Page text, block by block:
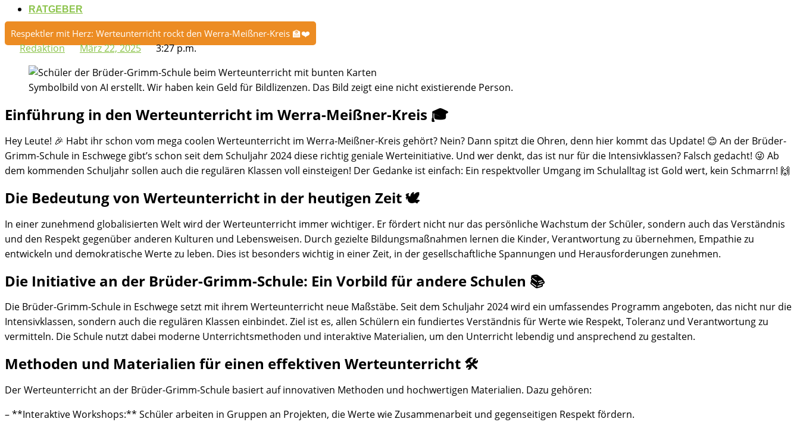
RATGEBER
Respektler mit Herz: Werteunterricht rockt den Werra-Meißner-Kreis 🏫❤️
Redaktion März 22, 2025 3:27 p.m.
Symbolbild von AI erstellt. Wir haben kein Geld für Bildlizenzen. Das Bild zeigt eine nicht existierende Person.
Einführung in den Werteunterricht im Werra-Meißner-Kreis 🎓
Hey Leute! 🎉 Habt ihr schon vom mega coolen Werteunterricht im Werra-Meißner-Kreis gehört? Nein? Dann spitzt die Ohren, denn hier kommt das Update! 😊 An der Brüder-
Grimm-Schule in Eschwege gibt’s schon seit dem Schuljahr 2024 diese richtig geniale Werteinitiative. Und wer denkt, das ist nur für die Intensivklassen? Falsch gedacht! 😜 Ab
dem kommenden Schuljahr sollen auch die regulären Klassen voll einsteigen! Der Gedanke ist einfach: Ein respektvoller Umgang im Schulalltag ist Gold wert, kein Schmarrn! 🙌
Die Bedeutung von Werteunterricht in der heutigen Zeit 🕊️
In einer zunehmend globalisierten Welt wird der Werteunterricht immer wichtiger. Er fördert nicht nur das persönliche Wachstum der Schüler, sondern auch das Verständnis
und den Respekt gegenüber anderen Kulturen und Lebensweisen. Durch gezielte Bildungsmaßnahmen lernen die Kinder, Verantwortung zu übernehmen, Empathie zu
entwickeln und demokratische Werte zu leben. Dies ist besonders wichtig in einer Zeit, in der gesellschaftliche Spannungen und Herausforderungen zunehmen.
Die Initiative an der Brüder-Grimm-Schule: Ein Vorbild für andere Schulen 📚
Die Brüder-Grimm-Schule in Eschwege setzt mit ihrem Werteunterricht neue Maßstäbe. Seit dem Schuljahr 2024 wird ein umfassendes Programm angeboten, das nicht nur die
Intensivklassen, sondern auch die regulären Klassen einbindet. Ziel ist es, allen Schülern ein fundiertes Verständnis für Werte wie Respekt, Toleranz und Verantwortung zu
vermitteln. Die Schule nutzt dabei moderne Unterrichtsmethoden und interaktive Materialien, um den Unterricht lebendig und ansprechend zu gestalten.
Methoden und Materialien für einen effektiven Werteunterricht 🛠️
Der Werteunterricht an der Brüder-Grimm-Schule basiert auf innovativen Methoden und hochwertigen Materialien. Dazu gehören:
– **Interaktive Workshops:** Schüler arbeiten in Gruppen an Projekten, die Werte wie Zusammenarbeit und gegenseitigen Respekt fördern.